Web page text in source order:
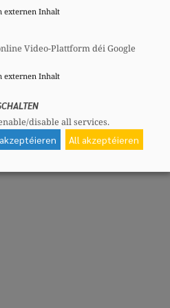
externen Inhalt
Video-Plattform déi Google
externen Inhalt
disable all services.
All akzeptéieren